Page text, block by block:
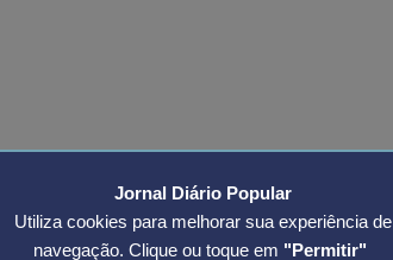
Jornal Diário Popular
Utiliza cookies para melhorar sua experiência de
navegação. Clique ou toque em "Permitir"